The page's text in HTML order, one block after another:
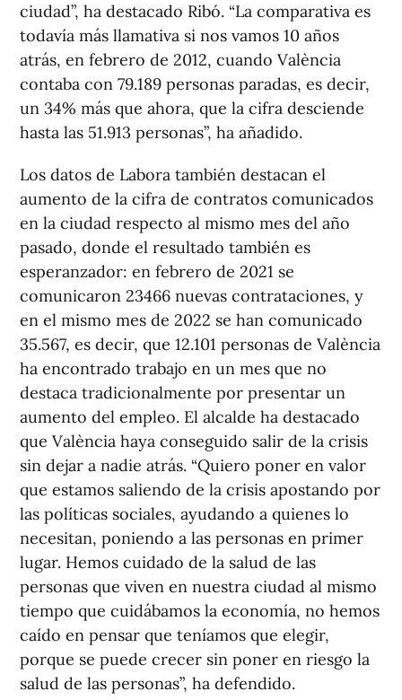
ciudad”, ha destacado Ribó. “La comparativa es
todavía más llamativa si nos vamos 10 años
atrás, en febrero de 2012, cuando València
contaba con 79.189 personas paradas, es decir,
un 34% más que ahora, que la cifra desciende
hasta las 51.913 personas”, ha añadido.
Los datos de Labora también destacan el
aumento de la cifra de contratos comunicados
en la ciudad respecto al mismo mes del año
pasado, donde el resultado también es
esperanzador: en febrero de 2021 se
comunicaron 23466 nuevas contrataciones, y
en el mismo mes de 2022 se han comunicado
35.567, es decir, que 12.101 personas de València
ha encontrado trabajo en un mes que no
destaca tradicionalmente por presentar un
aumento del empleo. El alcalde ha destacado
que València haya conseguido salir de la crisis
sin dejar a nadie atrás. “Quiero poner en valor
que estamos saliendo de la crisis apostando por
las políticas sociales, ayudando a quienes lo
necesitan, poniendo a las personas en primer
lugar. Hemos cuidado de la salud de las
personas que viven en nuestra ciudad al mismo
tiempo que cuidábamos la economía, no hemos
caído en pensar que teníamos que elegir,
porque se puede crecer sin poner en riesgo la
salud de las personas”, ha defendido.